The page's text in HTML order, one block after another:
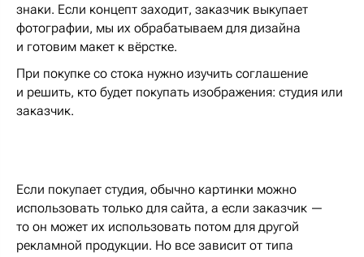
знаки. Если концепт заходит, заказчик выкупает
фотографии, мы их обрабатываем для дизайна
и готовим макет к вёрстке.
При покупке со стока нужно изучить соглашение
и решить, кто будет покупать изображения: студия или
заказчик.
Если покупает студия, обычно картинки можно
использовать только для сайта, а если заказчик —
то он может их использовать потом для другой
рекламной продукции. Но все зависит от типа